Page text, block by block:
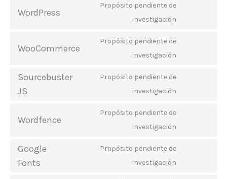
WordPress
Propósito pendiente de
investigación
WooCommerce
Propósito pendiente de
investigación
Sourcebuster
JS
Propósito pendiente de
investigación
Wordfence
Propósito pendiente de
investigación
Google
Fonts
Propósito pendiente de
investigación